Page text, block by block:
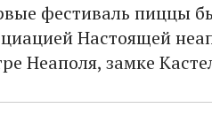
фестиваль пиццы
Настоящей
Неаполя, замке